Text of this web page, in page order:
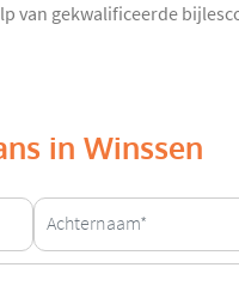
van gekwalificeerde
in Winssen